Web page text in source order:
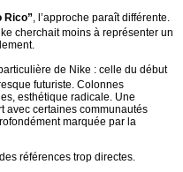
Rico” , l’approche paraît différente.
cherchait moins à représenter un
de Nike : celle du début
futuriste. Colonnes
esthétique radicale. Une
avec certaines communautés
marquée par la
références trop directes.